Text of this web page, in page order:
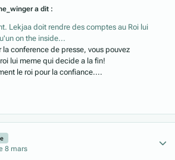
a dit :
Lekjaa doit rendre des comptes au Roi lui
on the inside...
la conference de presse, vous pouvez
lui meme qui decide a la fin!
le roi pour la confiance....
8 mars